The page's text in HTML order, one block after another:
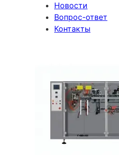
Новости
Вопрос-ответ
Контакты